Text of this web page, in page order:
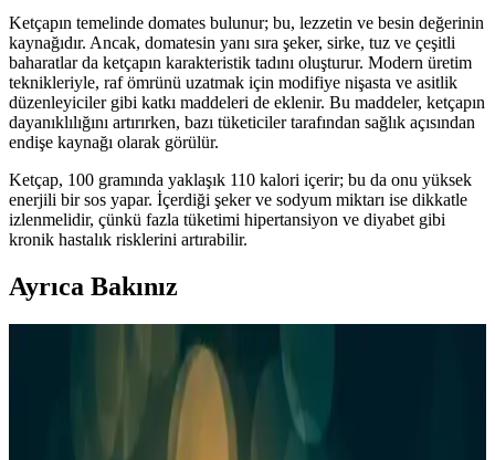
Ketçapın temelinde domates bulunur; bu, lezzetin ve besin değerinin
kaynağıdır. Ancak, domatesin yanı sıra şeker, sirke, tuz ve çeşitli
baharatlar da ketçapın karakteristik tadını oluşturur. Modern üretim
teknikleriyle, raf ömrünü uzatmak için modifiye nişasta ve asitlik
düzenleyiciler gibi katkı maddeleri de eklenir. Bu maddeler, ketçapın
dayanıklılığını artırırken, bazı tüketiciler tarafından sağlık açısından
endişe kaynağı olarak görülür.
Ketçap, 100 gramında yaklaşık 110 kalori içerir; bu da onu yüksek
enerjili bir sos yapar. İçerdiği şeker ve sodyum miktarı ise dikkatle
izlenmelidir, çünkü fazla tüketimi hipertansiyon ve diyabet gibi
kronik hastalık risklerini artırabilir.
Ayrıca Bakınız
Heinz ve Migros İşbirliği: Marketlerdeki Güncel
Ürün Çeşitleri ve Durumu
Migros'ta Heinz ürünleri, ketçap, mayonez ve salata soslarıyla
yüksek kalite ve dayanıklılık sunar, günlük ve özel kullanım için